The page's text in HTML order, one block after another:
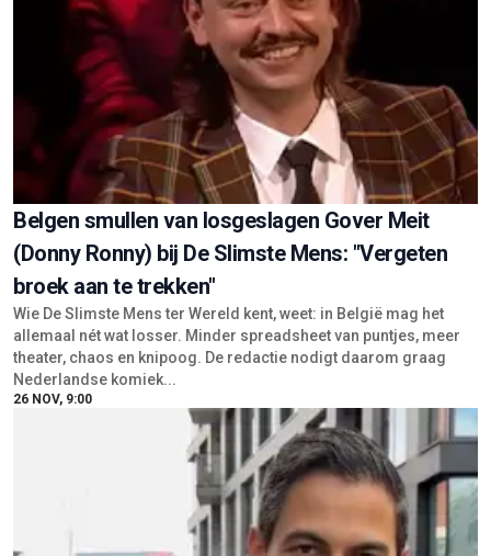
Belgen smullen van losgeslagen Gover Meit
(Donny Ronny) bij De Slimste Mens: "Vergeten
broek aan te trekken"
Wie De Slimste Mens ter Wereld kent, weet: in België mag het
allemaal nét wat losser. Minder spreadsheet van puntjes, meer
theater, chaos en knipoog. De redactie nodigt daarom graag
Nederlandse komiek...
26 NOV, 9:00